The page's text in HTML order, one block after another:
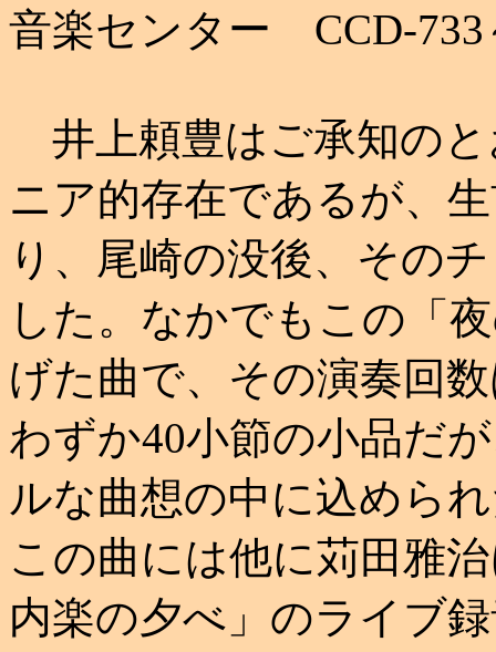
音楽センター CCD-733
井上頼豊はご承知の
ニア的存在であるが、
り、尾崎の没後、その
した。なかでもこの「
げた曲で、その演奏回
わずか40小節の小品だ
ルな曲想の中に込めら
この曲には他に苅田雅
内楽の夕べ」のライブ